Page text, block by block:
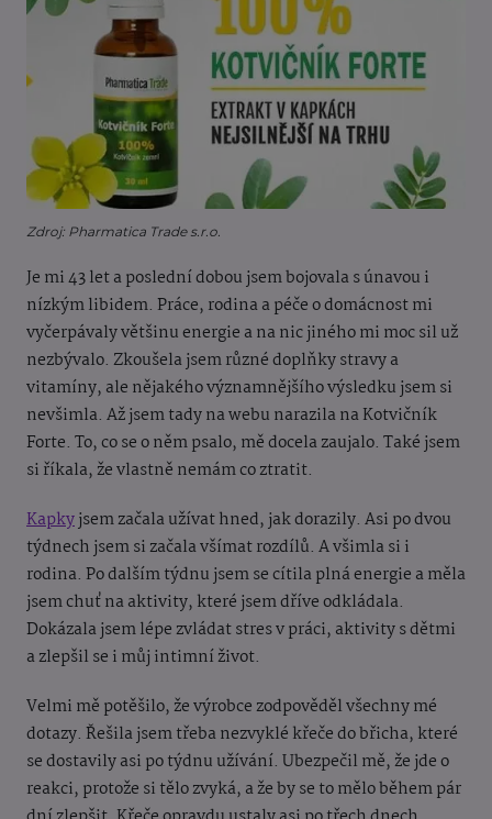
Zdroj: Pharmatica Trade s.r.o.
Je mi 43 let a poslední dobou jsem bojovala s únavou i
nízkým libidem. Práce, rodina a péče o domácnost mi
vyčerpávaly většinu energie a na nic jiného mi moc sil už
nezbývalo. Zkoušela jsem různé doplňky stravy a
vitamíny, ale nějakého významnějšího výsledku jsem si
nevšimla. Až jsem tady na webu narazila na Kotvičník
Forte. To, co se o něm psalo, mě docela zaujalo. Také jsem
si říkala, že vlastně nemám co ztratit.
Kapkyjsem začala užívat hned, jak dorazily. Asi po dvou
týdnech jsem si začala všímat rozdílů. A všimla si i
rodina. Po dalším týdnu jsem se cítila plná energie a měla
jsem chuť na aktivity, které jsem dříve odkládala.
Dokázala jsem lépe zvládat stres v práci, aktivity s dětmi
a zlepšil se i můj intimní život.
Velmi mě potěšilo, že výrobce zodpověděl všechny mé
dotazy. Řešila jsem třeba nezvyklé křeče do břicha, které
se dostavily asi po týdnu užívání. Ubezpečil mě, že jde o
reakci, protože si tělo zvyká, a že by se to mělo během pár